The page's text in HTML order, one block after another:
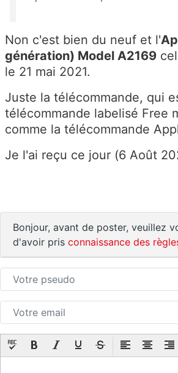
Non c'est bien du neuf et l'
génération) Model A2169
le 21 mai 2021.
Juste la télécommande, qui
télécommande labelisé Free
comme la télécommande
Je l'ai reçu ce jour (6 Août
Bonjour, avant de poster, veuillez
d'avoir pris connaissance des